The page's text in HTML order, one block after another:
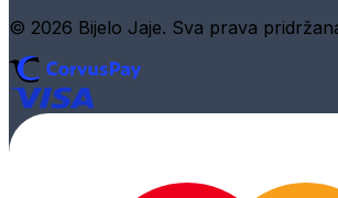
© 2026 Bijelo Jaje. Sva prava